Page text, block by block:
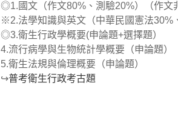
◎1.國文（作文80%、測驗20%）（作文
※2.法學知識與英文（中華民國憲法30%
◎3.衛生行政學概要(申論題+選擇題）
4.流行病學與生物統計學概要（申論題）
5.衛生法規與倫理概要（申論題）
↪普考衛生行政考古題